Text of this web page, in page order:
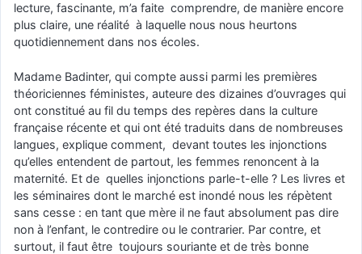
lecture, fascinante, m’a faite comprendre, de manière encore
plus claire, une réalité à laquelle nous nous heurtons
quotidiennement dans nos écoles.
Madame Badinter, qui compte aussi parmi les premières
théoriciennes féministes, auteure des dizaines d’ouvrages qui
ont constitué au fil du temps des repères dans la culture
française récente et qui ont été traduits dans de nombreuses
langues, explique comment, devant toutes les injonctions
qu’elles entendent de partout, les femmes renoncent à la
maternité. Et de quelles injonctions parle-t-elle ? Les livres et
les séminaires dont le marché est inondé nous les répètent
sans cesse : en tant que mère il ne faut absolument pas dire
non à l’enfant, le contredire ou le contrarier. Par contre, et
surtout, il faut être toujours souriante et de très bonne